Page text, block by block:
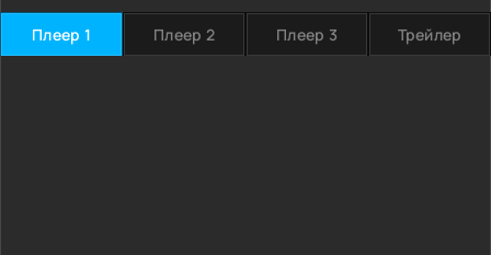
Плеер 1 Плеер 2 Плеер 3 Трейлер